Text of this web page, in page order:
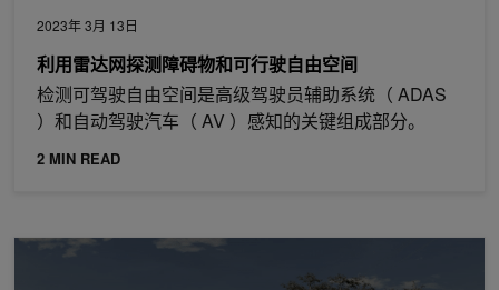
2023年 3月 13日
利用雷达网探测障碍物和可行驶自由空间
检测可驾驶自由空间是高级驾驶员辅助系统（ ADAS
）和自动驾驶汽车（ AV ）感知的关键组成部分。
2 MIN READ
基于 AI 的自动驾驶汽车潜在事故场景生成